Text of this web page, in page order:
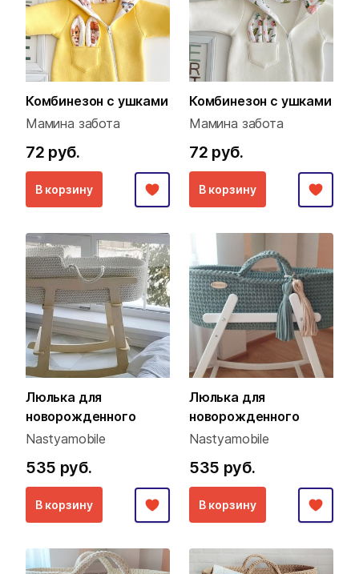
Комбинезон с ушками
Мамина забота
72 руб.
В корзину
Комбинезон с ушками
Мамина забота
72 руб.
В корзину
Люлька для
новорожденного
Nastyamobile
535 руб.
В корзину
Люлька для
новорожденного
Nastyamobile
535 руб.
В корзину